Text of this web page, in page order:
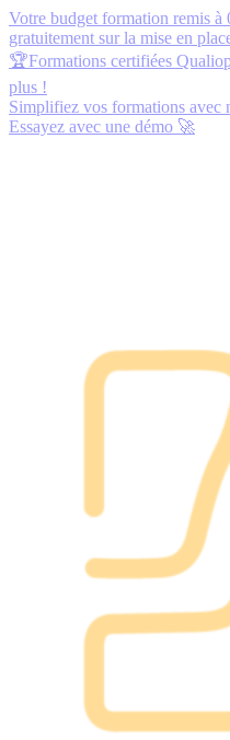
Votre budget formation remis à
gratuitement sur la mise en
🏆Formations certifiées
plus !
Simplifiez vos formations avec
Essayez avec une démo 🚀